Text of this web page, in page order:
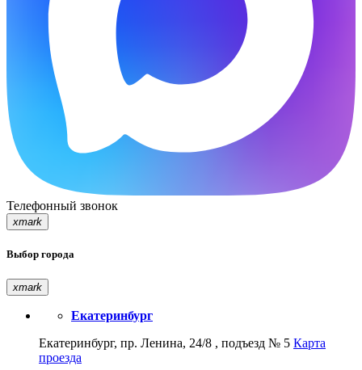
Телефонный звонок
xmark
Выбор города
xmark
Екатеринбург
Екатеринбург, пр. Ленина, 24/8 , подъезд № 5 Карта
проезда